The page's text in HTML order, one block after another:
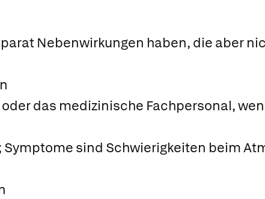
Nebenwirkungen haben, die aber
das medizinische Fachpersonal,
Symptome sind Schwierigkeiten beim